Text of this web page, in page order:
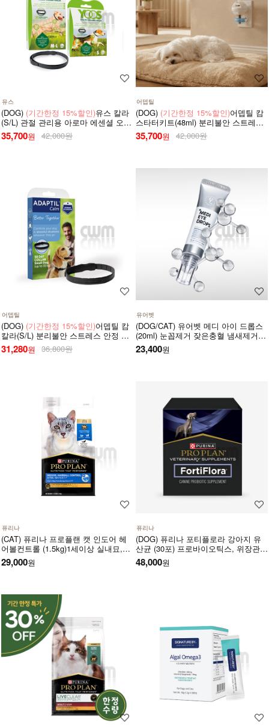
유스
(DOG) (기간한정 15%할인)유스 칼라
(S/L) 관절 관리용 아로마 에센셜 오일
목걸이
35,700원 42,000원
어뎁틸
(DOG) (기간한정 15%할인)어뎁틸 캄
스타터키트(48ml) 분리불안 스트레스
안정 디퓨저 (리필+본품(훈증기)구성)
35,700원 42,000원
어뎁틸
(DOG) (기간한정 15%할인)어뎁틸 캄
칼라(S/L) 분리불안 스트레스 안정 목
걸이
31,280원 36,800원
유어벳
(DOG/CAT) 유어벳 메디 아이 드롭스
(20ml) 눈꼽제거 잦은충혈 냄새제거
눈물자국 간지러움증
23,400원
퓨리나
(CAT) 퓨리나 프로플랜 캣 인도어 헤
어볼컨트롤 (1.5kg)1세이상 실내묘,냄
새감소,헤어볼,저칼로리,신장건강,치
아건강
29,000원
퓨리나
(DOG) 퓨리나 포티플로라 강아지 유
산균 (30포) 프로바이오틱스, 위장관
계,면역기계,전반적인 건강에 도움
48,000원